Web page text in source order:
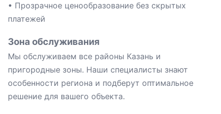
• Прозрачное ценообразование без скрытых
платежей
Зона обслуживания
Мы обслуживаем все районы Казань и
пригородные зоны. Наши специалисты знают
особенности региона и подберут оптимальное
решение для вашего объекта.